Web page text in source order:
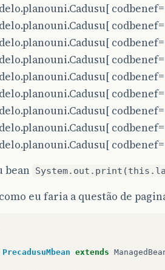
bean
eu faria a questão de
PrecadusuMbean extends